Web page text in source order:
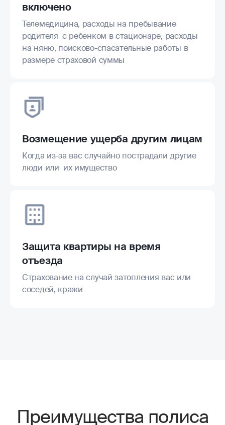
включено
Телемедицина, расходы на пребывание
родителя с ребенком в стационаре, расходы
на няню, поисково-спасательные работы в
размере страховой суммы
Возмещение ущерба другим лицам
Когда из-за вас случайно пострадали другие
люди или их имущество
Защита квартиры на время
отъезда
Страхование на случай затопления вас или
соседей, кражи
Преимущества полиса